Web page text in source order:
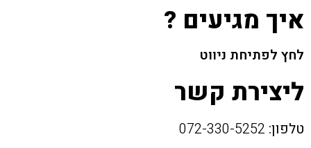
איך מגיעים ?
לחץ לפתיחת ניווט
ליצירת קשר
טלפון: